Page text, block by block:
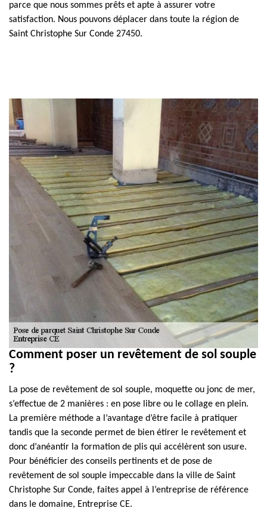
parce que nous sommes prêts et apte à assurer votre
satisfaction. Nous pouvons déplacer dans toute la région de
Saint Christophe Sur Conde 27450.
Comment poser un revêtement de sol souple
?
La pose de revêtement de sol souple, moquette ou jonc de mer,
s’effectue de 2 manières : en pose libre ou le collage en plein.
La première méthode a l’avantage d’être facile à pratiquer
tandis que la seconde permet de bien étirer le revêtement et
donc d’anéantir la formation de plis qui accélèrent son usure.
Pour bénéficier des conseils pertinents et de pose de
revêtement de sol souple impeccable dans la ville de Saint
Christophe Sur Conde, faites appel à l’entreprise de référence
dans le domaine, Entreprise CE.